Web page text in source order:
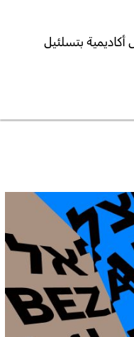
أكاديمية بتسلئيل